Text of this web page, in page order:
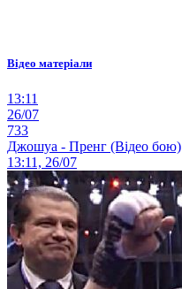
Відео матеріали
13:11
26/07
733
Джошуа - Пренг (Відео бою)
13:11, 26/07